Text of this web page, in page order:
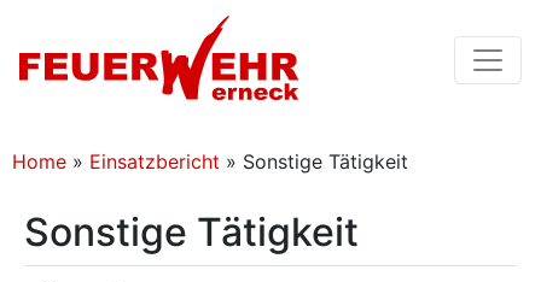
Home » Einsatzbericht » Sonstige Tätigkeit
Sonstige Tätigkeit